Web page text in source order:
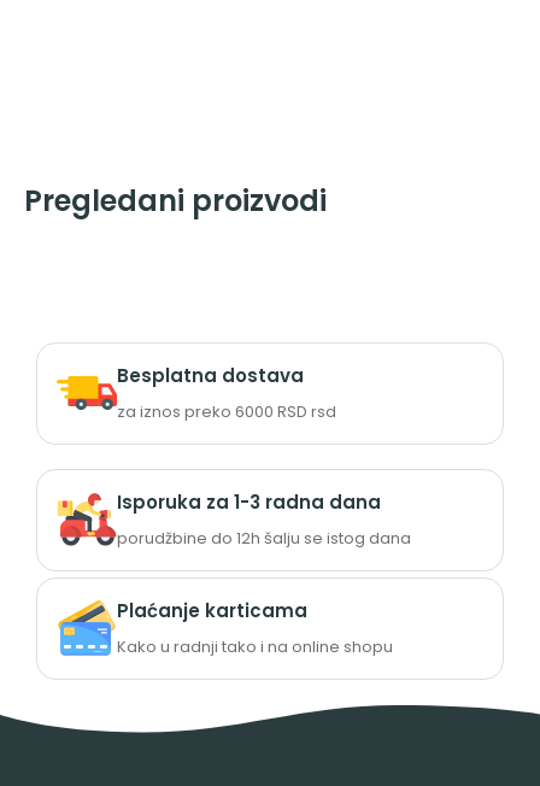
Pregledani proizvodi
Besplatna dostava
za iznos preko 6000 RSD rsd
Isporuka za 1-3 radna dana
porudžbine do 12h šalju se istog dana
Plaćanje karticama
Kako u radnji tako i na online shopu